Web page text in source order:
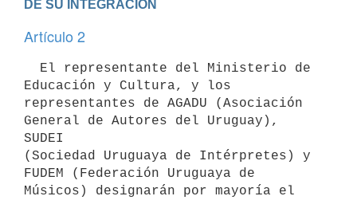
DE SU INTEGRACION
Artículo 2
Educación y Cultura, y los
representantes de AGADU (Asociación
General de Autores del Uruguay),
SUDEI
(Sociedad Uruguaya de Intérpretes) y
FUDEM (Federación Uruguaya de
Músicos) designarán por mayoría el